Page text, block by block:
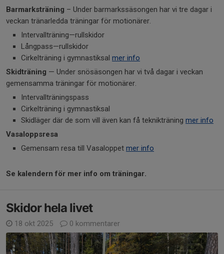
Barmarksträning – Under barmarkssäsongen har vi tre dagar i
veckan tränarledda träningar för motionärer.
Intervallträning—rullskidor
Långpass—rullskidor
Cirkelträning i gymnastiksal mer info
Skidträning — Under snösäsongen har vi två dagar i veckan
gemensamma träningar för motionärer.
Intervallträningspass
Cirkelträning i gymnastiksal
Skidläger där de som vill även kan få teknikträning mer info
Vasaloppsresa
Gemensam resa till Vasaloppet mer info
Se kalendern för mer info om träningar.
Skidor hela livet
18 okt 2025 0 kommentarer